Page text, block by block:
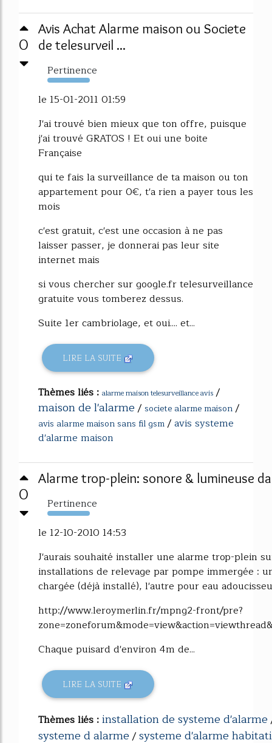
0
Avis Achat Alarme maison ou Societe
de telesurveil ...
Pertinence
535%
le 15-01-2011 01:59
J'ai trouvé bien mieux que ton offre, puisque
j'ai trouvé GRATOS ! Et oui une boite
Française
qui te fais la surveillance de ta maison ou ton
appartement pour 0€, t'a rien a payer tous les
mois
c'est gratuit, c'est une occasion à ne pas
laisser passer, je donnerai pas leur site
internet mais
si vous chercher sur google.fr telesurveillance
gratuite vous tomberez dessus.
Suite 1er cambriolage, et oui.... et...
LIRE LA SUITE
Thèmes liés : alarme maison telesurveillance avis /
maison de l'alarme/ societe alarme maison/
avis alarme maison sans fil gsm/avis systeme
d'alarme maison
0
Alarme trop-plein: sonore & lumineuse
Pertinence
336%
le 12-10-2010 14:53
J'aurais souhaité installer une alarme trop-plein
installations de relevage par pompe immergée :
chargée (déjà installé), l'autre pour eau
http://www.leroymerlin.fr/mpng2-front/pre?
Chaque puisard d'environ 4m de...
LIRE LA SUITE
Thèmes liés :installation de systeme d'alarme
systeme d alarme/systeme d'alarme